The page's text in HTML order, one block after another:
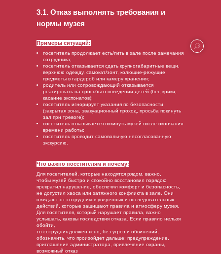
3.1. Отказ выполнять требования и
нормы музея
посетитель продолжает есть/пить в зале после замечания
сотрудника;
посетитель отказывается сдать крупногабаритные вещи,
верхнюю одежду, самокат/зонт, колющие-режущие
предметы в гардероб или камеру хранения;
родитель или сопровождающий отказывается
реагировать на просьбы о поведении детей (бег, крики,
касание экспонатов);
посетитель игнорирует указания по безопасности
(закрытая зона, эвакуационный проход, просьба покинуть
зал при тревоге);
посетитель отказывается покинуть музей после окончания
времени работы;
посетитель проводит самовольную несогласованную
экскурсию.
Для посетителей, которые находятся рядом, важно,
чтобы музей быстро и спокойно восстановил порядок:
прекратил нарушение, обеспечил комфорт и безопасность,
не допустил хаоса или затяжного конфликта в зале. Они
ожидают от сотрудников уверенных и последовательных
действий, которые защищают правила и атмосферу музея.
Для посетителя, который нарушает правила, важно
услышать, каковы последствия отказа. Если правило нельзя
обойти,
то сотрудник должен ясно, без угроз и обвинений,
обозначить, что произойдет дальше: предупреждение,
приглашение администратора, привлечение охраны,
возможный отказ
Примеры ситуаций:
Что важно посетителям и почему: